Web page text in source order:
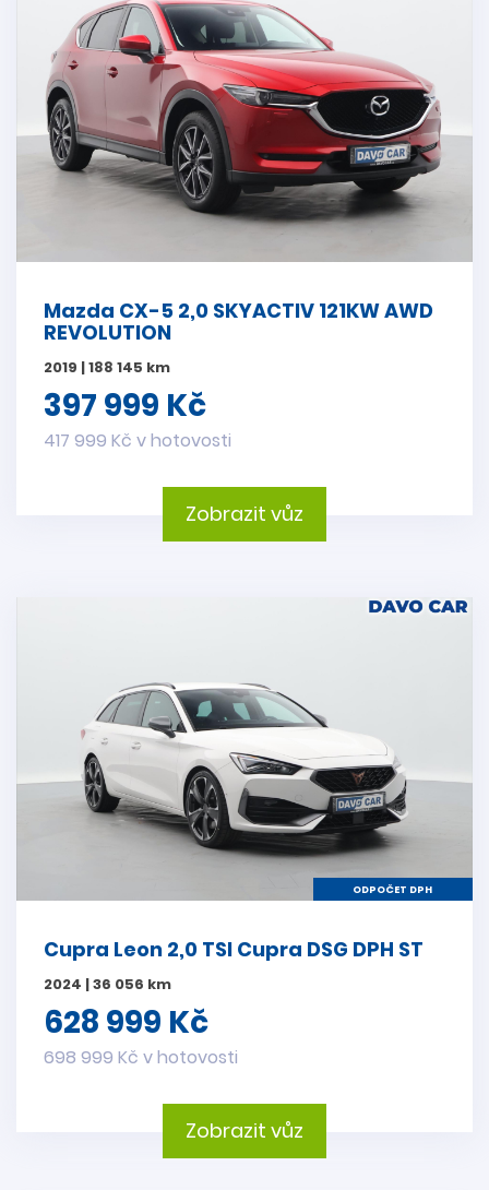
Mazda CX-5 2,0 SKYACTIV 121KW AWD
REVOLUTION
2019 | 188 145 km
397 999 Kč
417 999 Kč v hotovosti
Zobrazit vůz
ODPOČET DPH
Cupra Leon 2,0 TSI Cupra DSG DPH ST
2024 | 36 056 km
628 999 Kč
698 999 Kč v hotovosti
Zobrazit vůz